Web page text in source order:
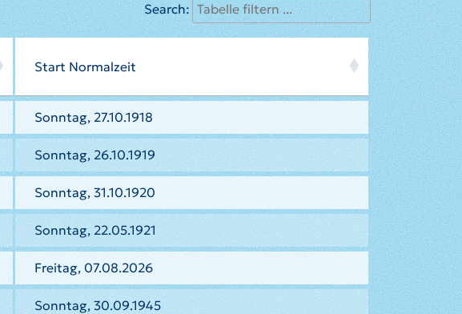
Search:
Start Normalzeit
Sonntag, 27.10.1918
Sonntag, 26.10.1919
Sonntag, 31.10.1920
Sonntag, 22.05.1921
Freitag, 07.08.2026
Sonntag, 30.09.1945